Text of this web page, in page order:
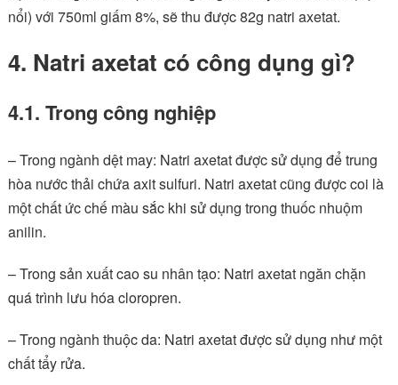
nổi) với 750ml giấm 8%, sẽ thu được 82g natri axetat.
4. Natri axetat có công dụng gì?
4.1. Trong công nghiệp
– Trong ngành dệt may: Natri axetat được sử dụng để trung
hòa nước thải chứa axit sulfuri. Natri axetat cũng được coi là
một chất ức chế màu sắc khi sử dụng trong thuốc nhuộm
anilin.
– Trong sản xuất cao su nhân tạo: Natri axetat ngăn chặn
quá trình lưu hóa cloropren.
– Trong ngành thuộc da: Natri axetat được sử dụng như một
chất tẩy rửa.